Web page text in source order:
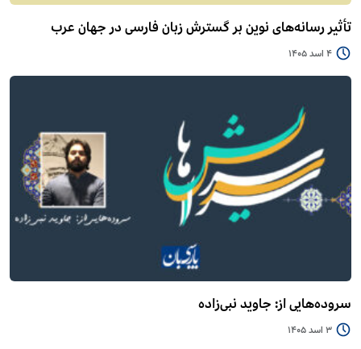
تأثیر رسانه‌های نوین بر گسترش زبان فارسی در جهان عرب
4 اسد 1405
سروده‌هایی از: جاوید نبی‌زاده
3 اسد 1405